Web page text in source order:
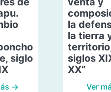
siglo
→
la
la tierra
siglos
XX”
Ver